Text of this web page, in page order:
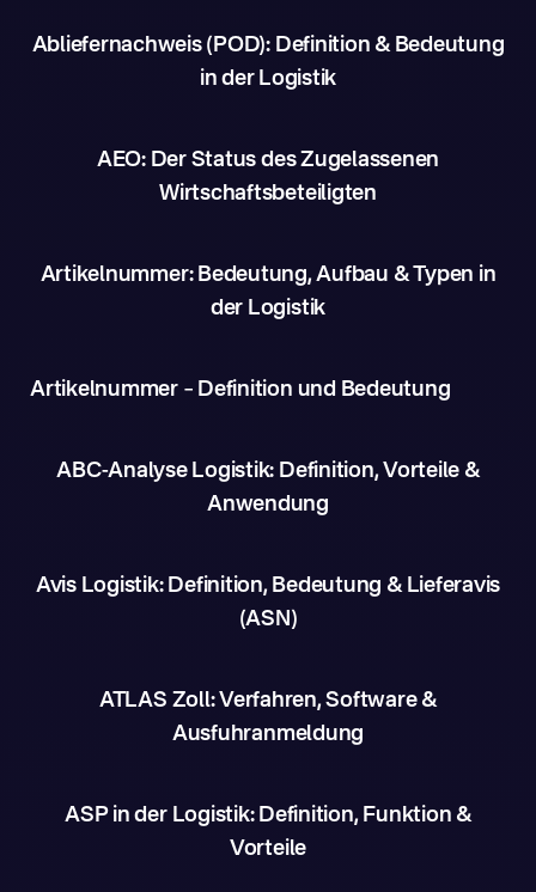
Abliefernachweis (POD): Definition & Bedeutung
in der Logistik
AEO: Der Status des Zugelassenen
Wirtschaftsbeteiligten
Artikelnummer: Bedeutung, Aufbau & Typen in
der Logistik
Artikelnummer – Definition und Bedeutung
ABC-Analyse Logistik: Definition, Vorteile &
Anwendung
Avis Logistik: Definition, Bedeutung & Lieferavis
(ASN)
ATLAS Zoll: Verfahren, Software &
Ausfuhranmeldung
ASP in der Logistik: Definition, Funktion &
Vorteile